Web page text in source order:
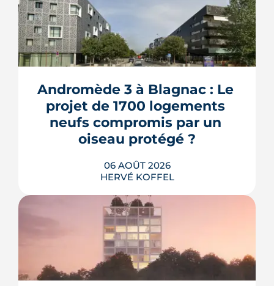
Andromède 3 à Blagnac : Le
projet de 1700 logements
neufs compromis par un
oiseau protégé ?
06 AOÛT 2026
HERVÉ KOFFEL
La troisième et dernière phase de
l'écoquartier Andromède doit livrer
près de 1 700 logements à partir de